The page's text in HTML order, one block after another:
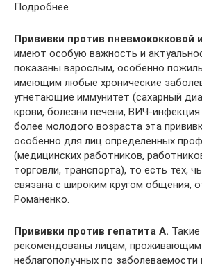
Подробнее
Прививки против пневмококковой
имеют особую важность и
показаны взрослым, особенно
имеющим любые хронические
угнетающие иммунитет (сахарный
крови, болезни печени, ВИЧ-
более молодого возраста эта
особенно для лиц определенных
(медицинских работников,
торговли, транспорта), то есть тех,
связана с широким кругом общения,
Романенко.
Прививки против гепатита А.
рекомендованы лицам, проживающим
неблагополучных по заболеваемости